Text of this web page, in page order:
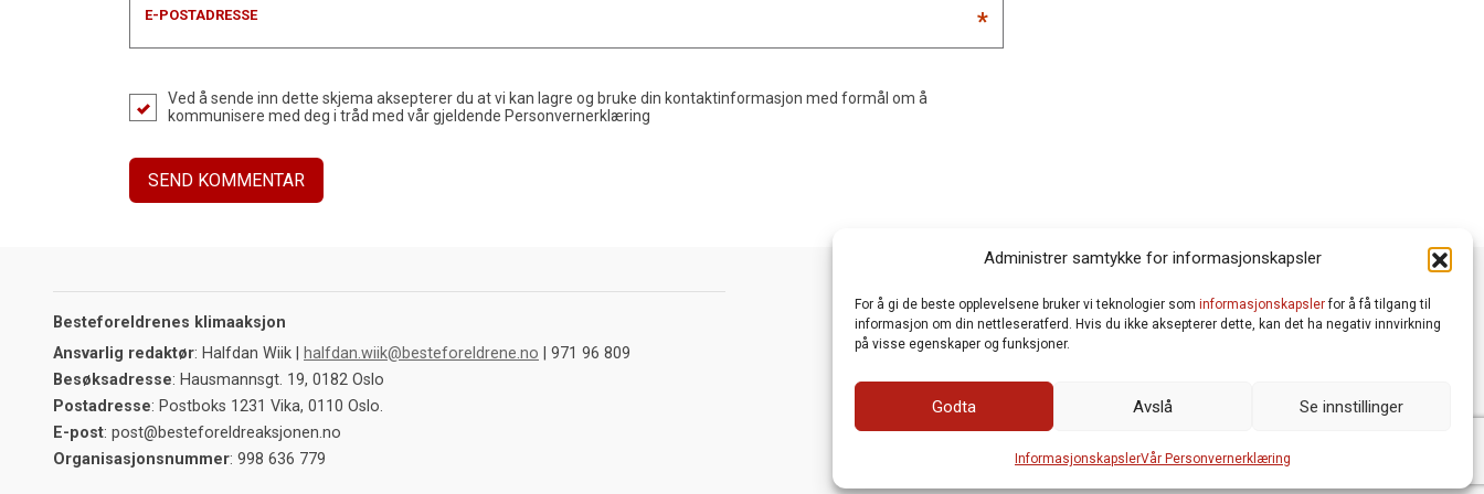
Administrer samtykke for informasjonskapsler
For å gi de beste opplevelsene bruker vi teknologier som informasjonskapslerfor å få tilgang til
informasjon om din nettleseratferd. Hvis du ikke aksepterer dette, kan det ha negativ innvirkning
på visse egenskaper og funksjoner.
Godta Avslå Se innstillinger
InformasjonskapslerVår Personvernerklæring
E-POSTADRESSE *
Ved å sende inn dette skjema aksepterer du at vi kan lagre og bruke din kontaktinformasjon med formål om å
kommunisere med deg i tråd med vår gjeldende Personvernerklæring
Besteforeldrenes klimaaksjon
Ansvarlig redaktør: Halfdan Wiik | halfdan.wiik@besteforeldrene.no | 971 96 809
Besøksadresse: Hausmannsgt. 19, 0182 Oslo
Postadresse: Postboks 1231 Vika, 0110 Oslo.
E-post: post@besteforeldreaksjonen.no
Organisasjonsnummer: 998 636 779
Vår Personvernerklæring Informasjonskapsler (Cookies)
Frameworks AS| Logo av Blanke Ark | Design av Merete Bertheau